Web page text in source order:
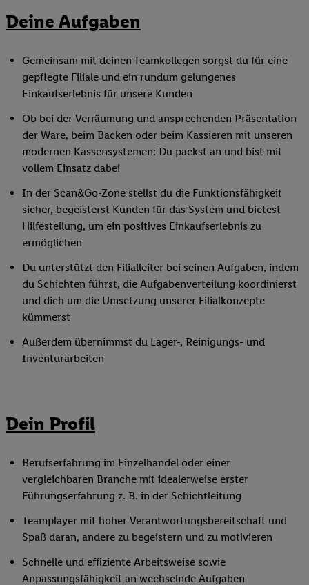
Deine Aufgaben
Gemeinsam mit deinen Teamkollegen sorgst du für eine
gepflegte Filiale und ein rundum gelungenes
Einkaufserlebnis für unsere Kunden
Ob bei der Verräumung und ansprechenden Präsentation
der Ware, beim Backen oder beim Kassieren mit unseren
modernen Kassensystemen: Du packst an und bist mit
vollem Einsatz dabei
In der Scan&Go-Zone stellst du die Funktionsfähigkeit
sicher, begeisterst Kunden für das System und bietest
Hilfestellung, um ein positives Einkaufserlebnis zu
ermöglichen
Du unterstützt den Filialleiter bei seinen Aufgaben, indem
du Schichten führst, die Aufgabenverteilung koordinierst
und dich um die Umsetzung unserer Filialkonzepte
kümmerst
Außerdem übernimmst du Lager-, Reinigungs- und
Inventurarbeiten
Dein Profil
Berufserfahrung im Einzelhandel oder einer
vergleichbaren Branche mit idealerweise erster
Führungserfahrung z. B. in der Schichtleitung
Teamplayer mit hoher Verantwortungsbereitschaft und
Spaß daran, andere zu begeistern und zu motivieren
Schnelle und effiziente Arbeitsweise sowie
Anpassungsfähigkeit an wechselnde Aufgaben